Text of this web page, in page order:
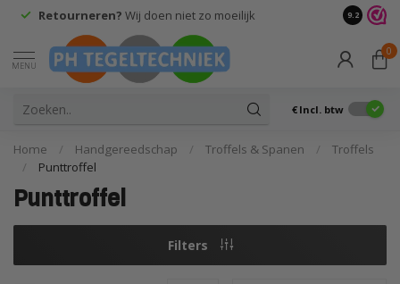
Retourneren? Wij doen niet zo moeilijk 9.2
MENU
0
€ Incl. btw
Home / Handgereedschap / Troffels & Spanen /
Troffels
/
Punttroffel
Punttroffel
Filters